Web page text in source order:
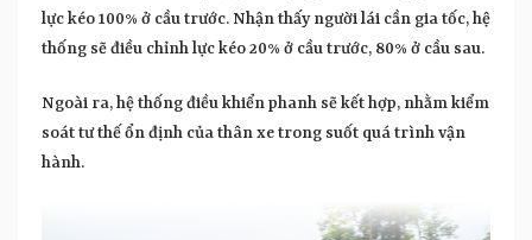
lực kéo 100% ở cầu trước. Nhận thấy người lái cần gia tốc, hệ
thống sẽ điều chỉnh lực kéo 20% ở cầu trước, 80% ở cầu sau.
Ngoài ra, hệ thống điều khiển phanh sẽ kết hợp, nhằm kiểm
soát tư thế ổn định của thân xe trong suốt quá trình vận
hành.